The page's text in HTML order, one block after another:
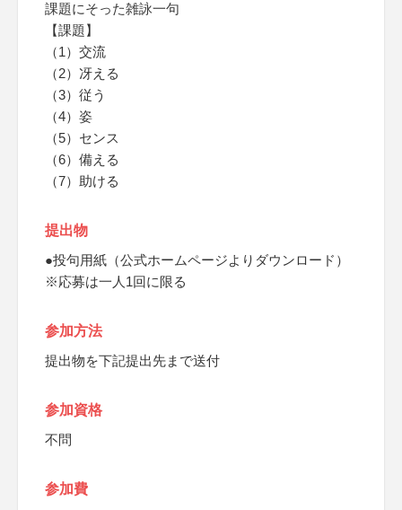
課題にそった雑詠一句
【課題】
（1）交流
（2）冴える
（3）従う
（4）姿
（5）センス
（6）備える
（7）助ける
提出物
●投句用紙（公式ホームページよりダウンロード）
※応募は一人1回に限る
参加方法
提出物を下記提出先まで送付
参加資格
不問
参加費